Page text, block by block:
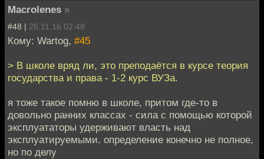
Macrolenes »
#48 | 26.11.16 02:48
Кому: Wartog, #45
> В школе вряд ли, это преподаётся в курсе теория
государства и права - 1-2 курс ВУЗа.
я тоже такое помню в школе, притом где-то в
довольно ранних классах - сила с помощью которой
эксплуататоры удерживают власть над
эксплуатируемыми. определение конечно не полное,
но по делу